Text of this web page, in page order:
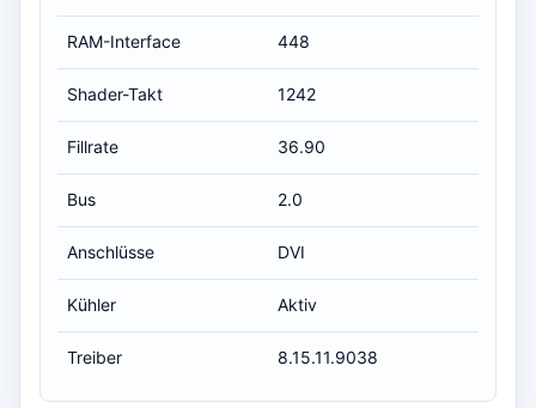
RAM-Interface 448
Shader-Takt 1242
Fillrate 36.90
Bus 2.0
Anschlüsse DVI
Kühler Aktiv
Treiber 8.15.11.9038